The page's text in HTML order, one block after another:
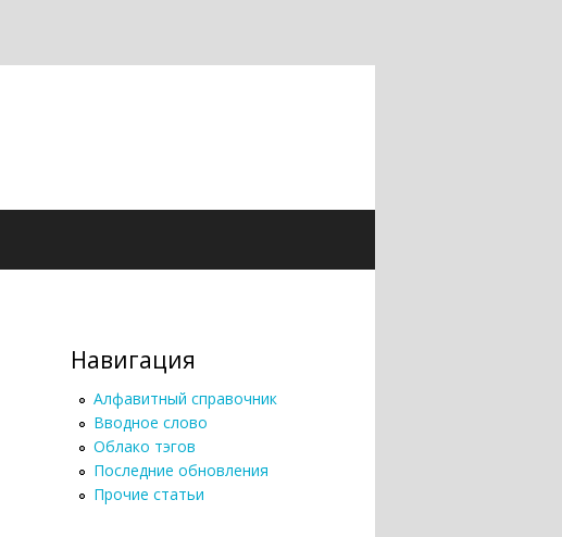
Навигация
Алфавитный справочник
Вводное слово
Облако тэгов
Последние обновления
Прочие статьи